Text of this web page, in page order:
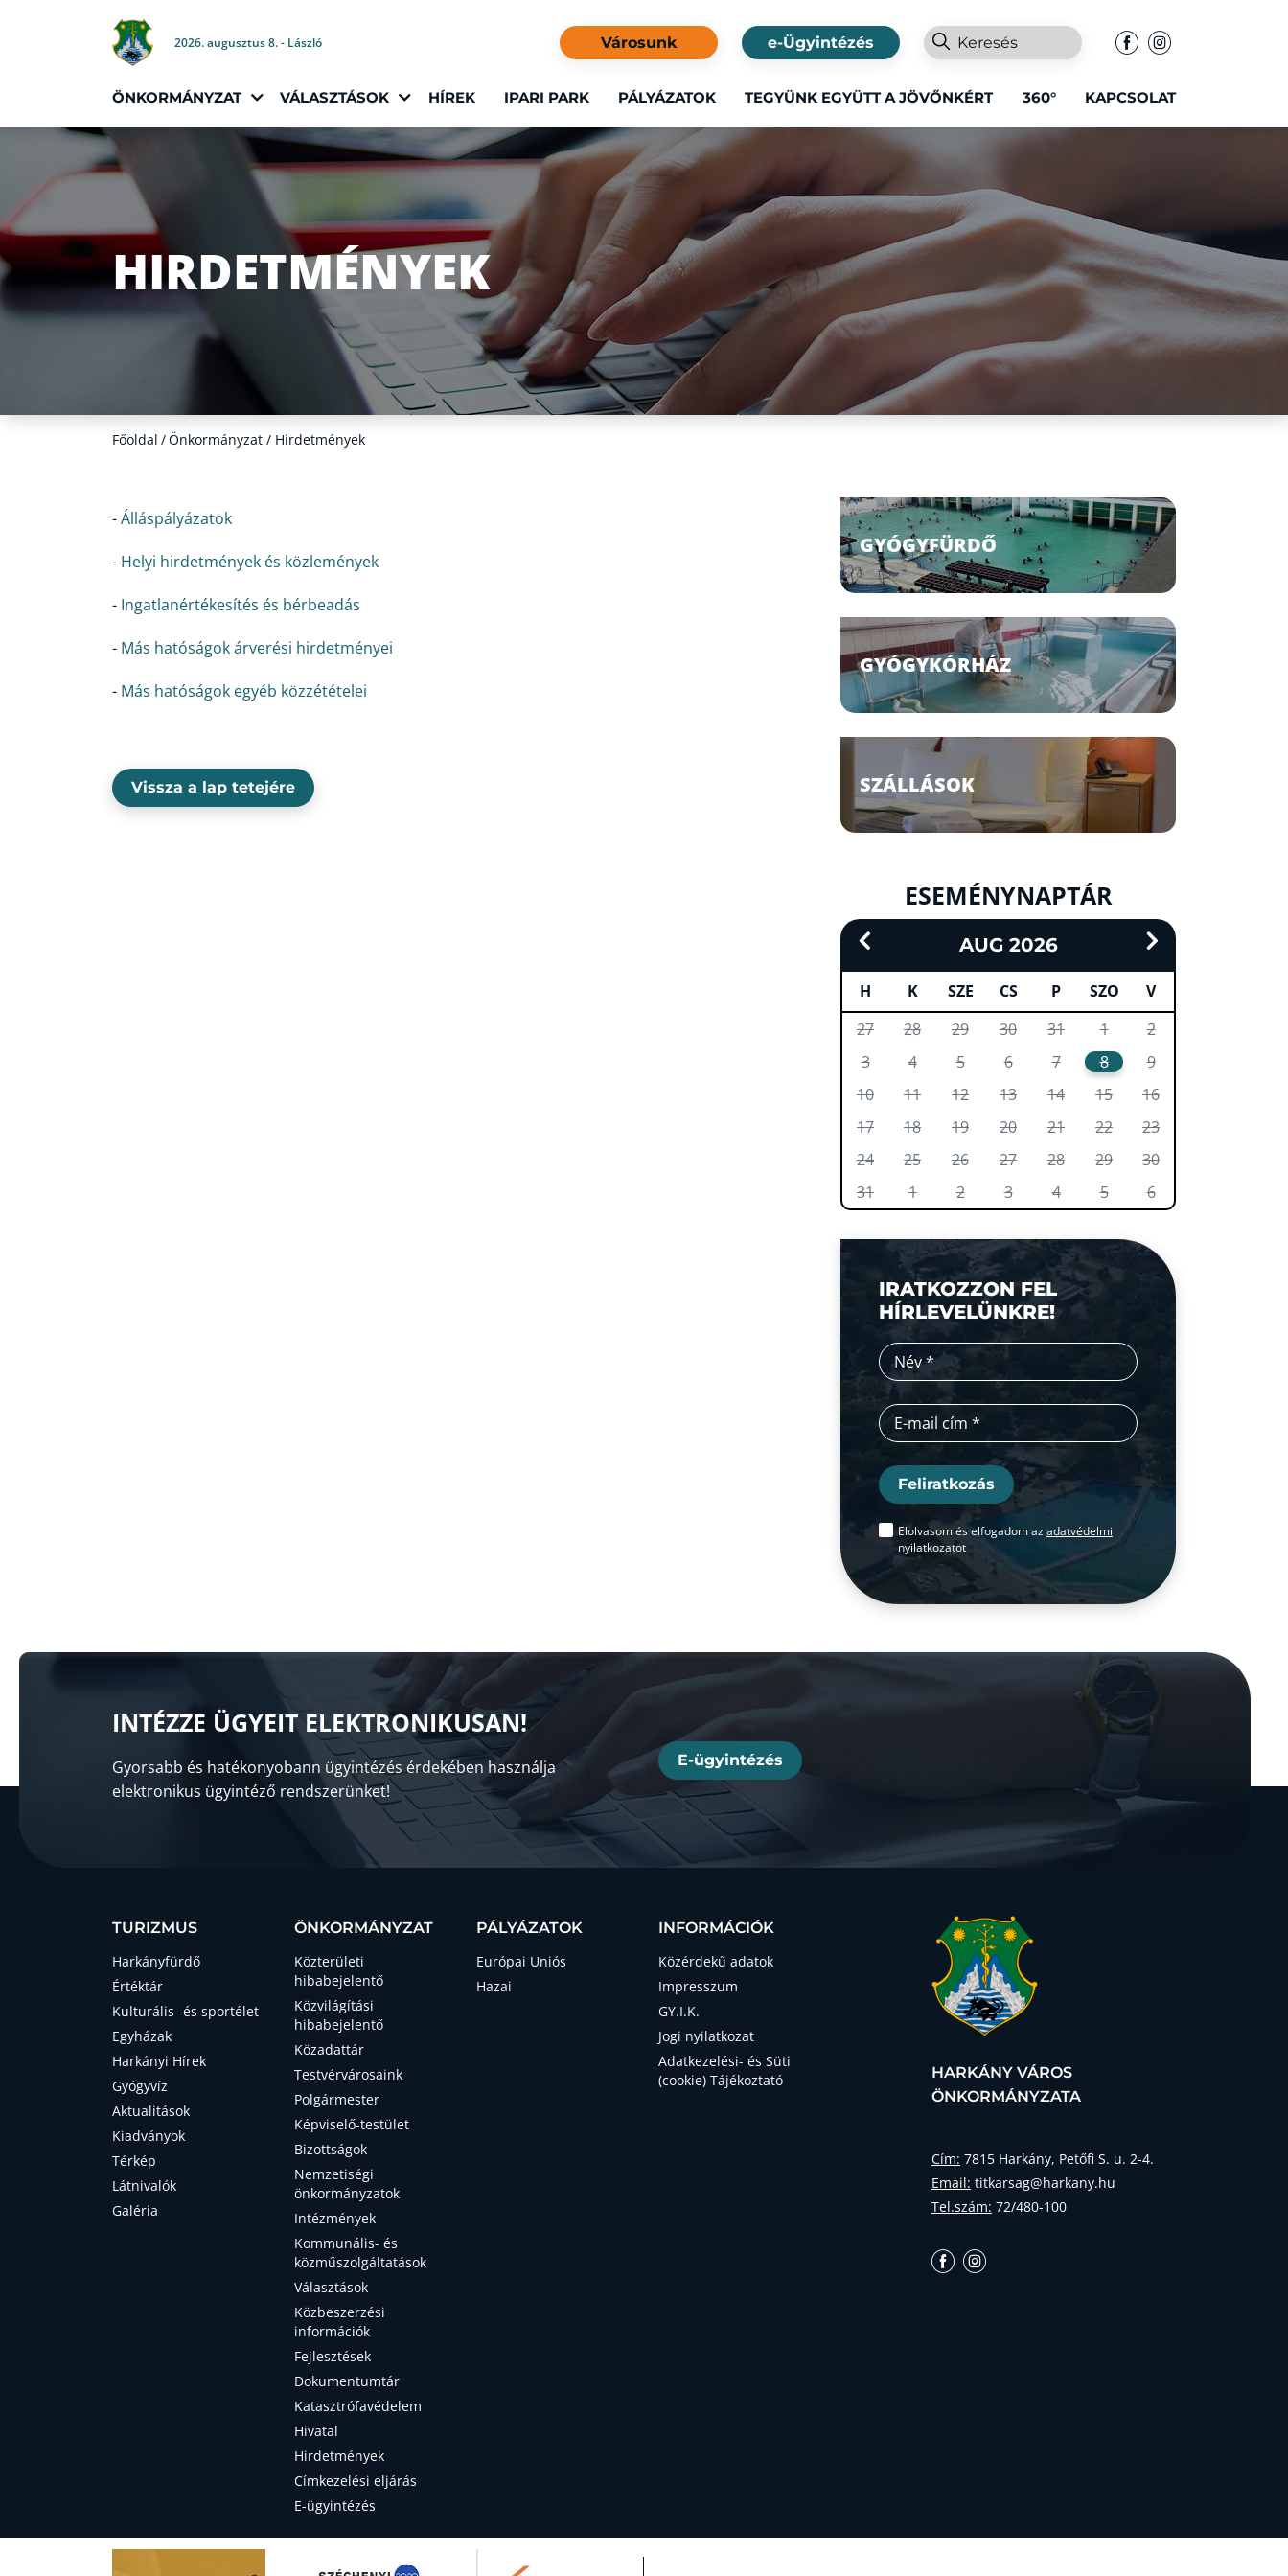
2026. augusztus 8. - László Városunk e-Ügyintézés
ÖNKORMÁNYZAT VÁLASZTÁSOK HÍREK IPARI PARK PÁLYÁZATOK TEGYÜNK EGYÜTT A JÖVŐNKÉRT 360° KAPCSOLAT
HIRDETMÉNYEK
Főoldal /Önkormányzat / Hirdetmények
-Álláspályázatok
- Helyi hirdetmények és közlemények
- Ingatlanértékesítés és bérbeadás
- Más hatóságok árverési hirdetményei
- Más hatóságok egyéb közzétételei
Vissza a lap tetejére
GYÓGYFÜRDŐ
GYÓGYKÓRHÁZ
SZÁLLÁSOK
ESEMÉNYNAPTÁR
AUG 2026
H K SZE CS P SZO
V
27
28 29 30 31 1
2
3
4 5 6 7 8
9
10
11 12 13 14 15
16
17
18 19 20 21 22
23
24
25 26 27 28 29
30
31
1 2 3 4 5 6
IRATKOZZON FEL
HÍRLEVELÜNKRE!
Feliratkozás
Elolvasom és elfogadom azadatvédelmi
nyilatkozatot
INTÉZZE ÜGYEIT ELEKTRONIKUSAN!
Gyorsabb és hatékonyobann ügyintézés érdekében használja
elektronikus ügyintéző rendszerünket!
E-ügyintézés
TURIZMUS
Harkányfürdő
Értéktár
Kulturális- és sportélet
Egyházak
Harkányi Hírek
Gyógyvíz
Aktualitások
Kiadványok
Térkép
Látnivalók
Galéria
ÖNKORMÁNYZAT
Közterületi
hibabejelentő
Közvilágítási
hibabejelentő
Közadattár
Testvérvárosaink
Polgármester
Képviselő-testület
Bizottságok
Nemzetiségi
önkormányzatok
Intézmények
Kommunális- és
közműszolgáltatások
Választások
Közbeszerzési
információk
Fejlesztések
Dokumentumtár
Katasztrófavédelem
Hivatal
Hirdetmények
Címkezelési eljárás
E-ügyintézés
PÁLYÁZATOK
Európai Uniós
Hazai
INFORMÁCIÓK
Közérdekű adatok
Impresszum
GY.I.K.
Jogi nyilatkozat
Adatkezelési- és Süti
(cookie) Tájékoztató
HARKÁNY VÁROS
ÖNKORMÁNYZATA
Cím: 7815 Harkány, Petőfi S. u. 2-4.
Email: titkarsag@harkany.hu
Tel.szám: 72/480-100